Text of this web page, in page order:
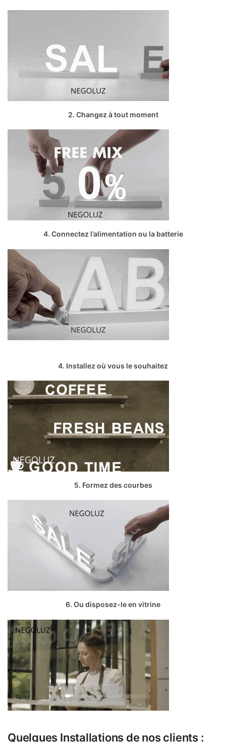
2. Changez à tout moment
4. Connectez l’alimentation ou la batterie
4. Installez où vous le souhaitez
5. Formez des courbes
6. Ou disposez-le en vitrine
Quelques Installations de nos clients :